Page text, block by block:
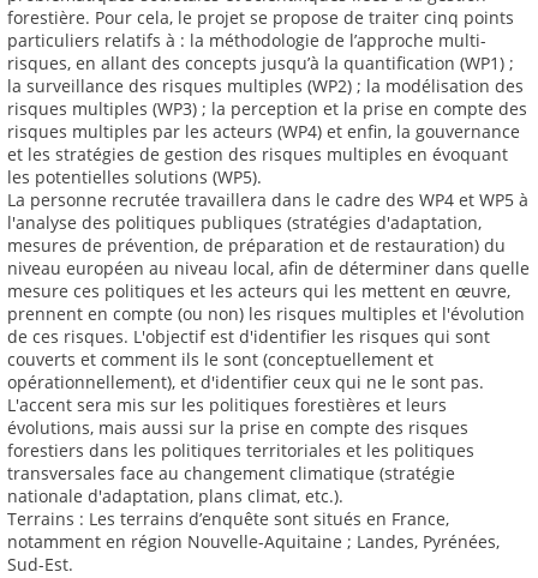
forestière. Pour cela, le projet se propose de traiter cinq points
particuliers relatifs à : la méthodologie de l’approche multi-
risques, en allant des concepts jusqu’à la quantification (WP1) ;
la surveillance des risques multiples (WP2) ; la modélisation des
risques multiples (WP3) ; la perception et la prise en compte des
risques multiples par les acteurs (WP4) et enfin, la gouvernance
et les stratégies de gestion des risques multiples en évoquant
les potentielles solutions (WP5).
La personne recrutée travaillera dans le cadre des WP4 et WP5 à
l'analyse des politiques publiques (stratégies d'adaptation,
mesures de prévention, de préparation et de restauration) du
niveau européen au niveau local, afin de déterminer dans quelle
mesure ces politiques et les acteurs qui les mettent en œuvre,
prennent en compte (ou non) les risques multiples et l'évolution
de ces risques. L'objectif est d'identifier les risques qui sont
couverts et comment ils le sont (conceptuellement et
opérationnellement), et d'identifier ceux qui ne le sont pas.
L'accent sera mis sur les politiques forestières et leurs
évolutions, mais aussi sur la prise en compte des risques
forestiers dans les politiques territoriales et les politiques
transversales face au changement climatique (stratégie
nationale d'adaptation, plans climat, etc.).
Terrains : Les terrains d’enquête sont situés en France,
notamment en région Nouvelle-Aquitaine ; Landes, Pyrénées,
Sud-Est.